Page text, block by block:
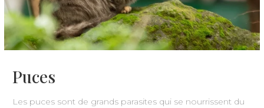
Puces
Les puces sont de grands parasites qui se nourrissent du